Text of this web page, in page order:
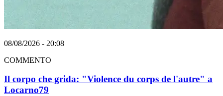
08/08/2026 - 20:08
COMMENTO
Il corpo che grida: "Violence du corps de l'autre" a
Locarno79